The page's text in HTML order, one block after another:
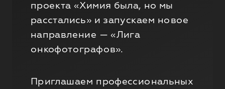
проекта «Химия была, но мы
расстались» и запускаем новое
направление — «Лига
онкофотографов».
Приглашаем профессиональных